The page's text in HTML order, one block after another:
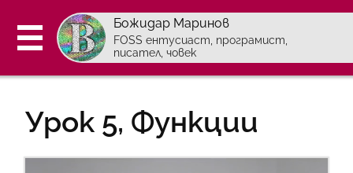
Божидар Маринов
FOSS ентусиаст, програмист,
писател, човек
Курс по програмиране
Урок 5, Функции